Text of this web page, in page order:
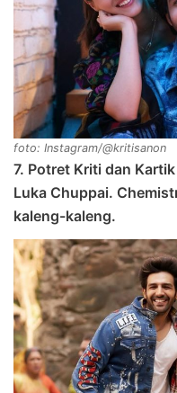
foto: Instagram/@kritisanon
7. Potret Kriti dan
Luka Chuppai.
kaleng-kaleng.